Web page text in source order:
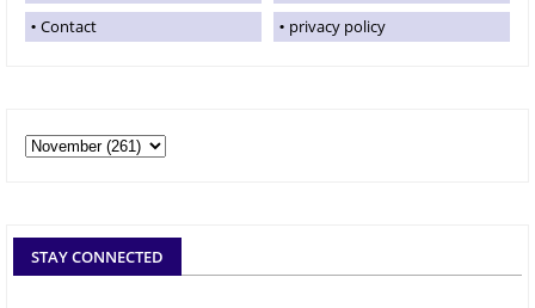
Contact
privacy policy
STAY CONNECTED